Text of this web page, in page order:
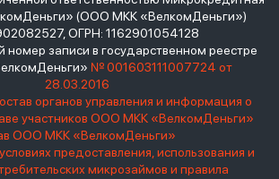
(ООО МКК «ВелкомДеньги»)
ОГРН: 1162901054128
номер записи в государственном реестре
№ 001603111007724 от
28.03.2016
органов управления и информация о
участников ООО МКК «ВелкомДеньги»
ООО МКК «ВелкомДеньги»
предоставления, использования и
микрозаймов и правила